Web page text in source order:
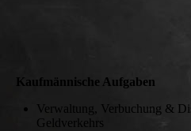
Kaufmännische Aufgaben
Verwaltung, Verbuchung &
Geldverkehrs